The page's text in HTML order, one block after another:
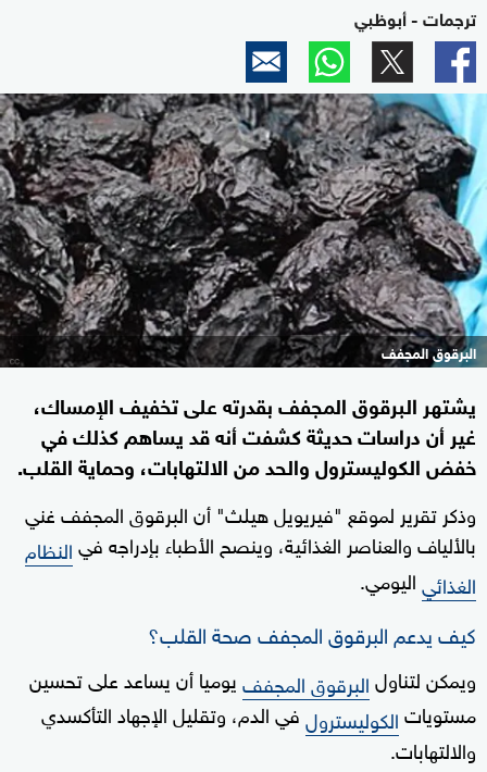
ترجمات - أبوظبي
البرقوق المجفف
يشتهر البرقوق المجفف بقدرته على تخفيف الإمساك،
غير أن دراسات حديثة كشفت أنه قد يساهم كذلك في
خفض الكوليسترول والحد من الالتهابات، وحماية القلب.
وذكر تقرير لموقع "فيريويل هيلث" أن البرقوق المجفف غني
بالألياف والعناصر الغذائية، وينصح الأطباء بإدراجه فيالنظام
الغذائياليومي.
كيف يدعم البرقوق المجفف صحة القلب؟
ويمكن لتناولالبرقوق المجففيوميا أن يساعد على تحسين
مستوياتالكوليسترولفي الدم، وتقليل الإجهاد التأكسدي
والالتهابات.